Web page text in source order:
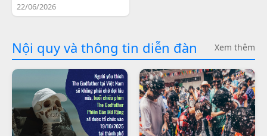
22/06/2026
Nội quy và thông tin diễn đàn Xem thêm